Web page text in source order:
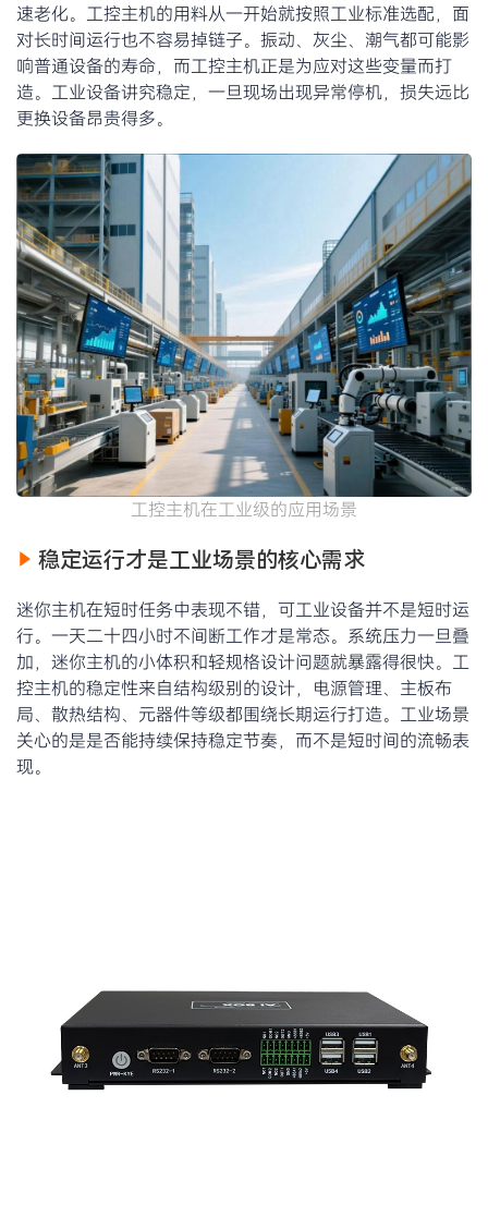
速老化。工控主机的用料从一开始就按照工业标准选配，面
对长时间运行也不容易掉链子。振动、灰尘、潮气都可能影
响普通设备的寿命，而工控主机正是为应对这些变量而打
造。工业设备讲究稳定，一旦现场出现异常停机，损失远比
更换设备昂贵得多。
工控主机在工业级的应用场景
稳定运行才是工业场景的核心需求
迷你主机在短时任务中表现不错，可工业设备并不是短时运
行。一天二十四小时不间断工作才是常态。系统压力一旦叠
加，迷你主机的小体积和轻规格设计问题就暴露得很快。工
控主机的稳定性来自结构级别的设计，电源管理、主板布
局、散热结构、元器件等级都围绕长期运行打造。工业场景
关心的是是否能持续保持稳定节奏，而不是短时间的流畅表
现。